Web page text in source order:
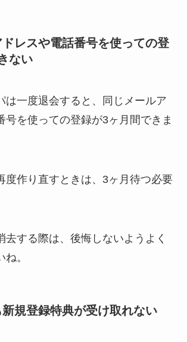
ドレスや電話番号を使っての登
ない
は一度退会すると、同じメールア
号を使っての登録が3ヶ月間できま
度作り直すときは、3ヶ月待つ必要
去する際は、後悔しないようよく
。
規登録特典が受け取れない